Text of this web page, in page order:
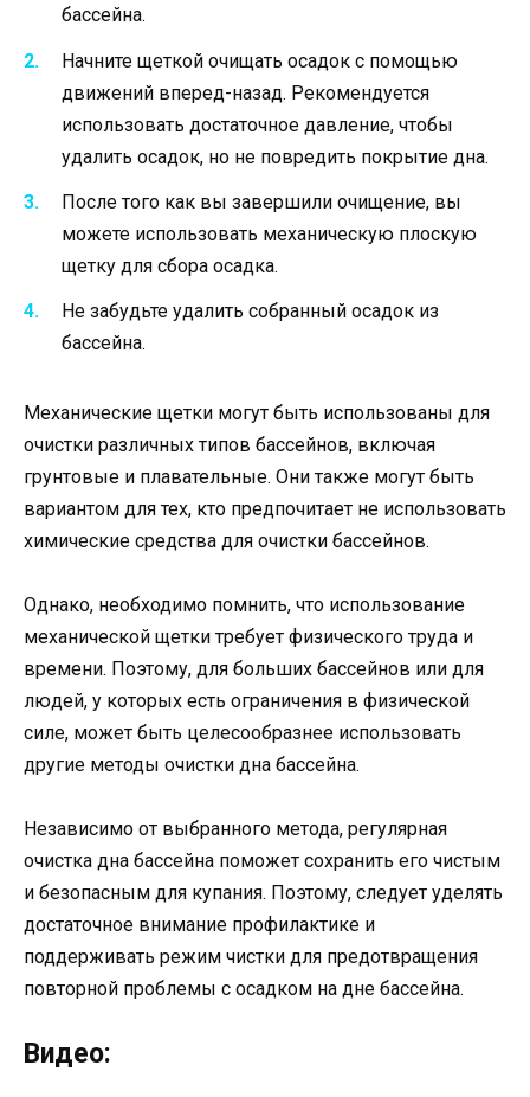
бассейна.
Начните щеткой очищать осадок с помощью
движений вперед-назад. Рекомендуется
использовать достаточное давление, чтобы
удалить осадок, но не повредить покрытие дна.
После того как вы завершили очищение, вы
можете использовать механическую плоскую
щетку для сбора осадка.
Не забудьте удалить собранный осадок из
бассейна.
Механические щетки могут быть использованы для
очистки различных типов бассейнов, включая
грунтовые и плавательные. Они также могут быть
вариантом для тех, кто предпочитает не использовать
химические средства для очистки бассейнов.
Однако, необходимо помнить, что использование
механической щетки требует физического труда и
времени. Поэтому, для больших бассейнов или для
людей, у которых есть ограничения в физической
силе, может быть целесообразнее использовать
другие методы очистки дна бассейна.
Независимо от выбранного метода, регулярная
очистка дна бассейна поможет сохранить его чистым
и безопасным для купания. Поэтому, следует уделять
достаточное внимание профилактике и
поддерживать режим чистки для предотвращения
повторной проблемы с осадком на дне бассейна.
Видео: